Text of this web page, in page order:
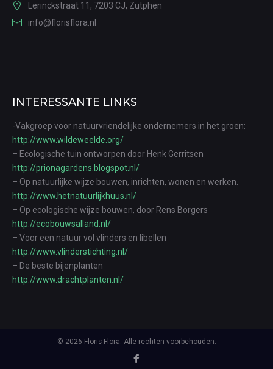
Lerinckstraat 11, 7203 CJ, Zutphen
info@florisflora.nl
INTERESSANTE LINKS
-Vakgroep voor natuurvriendelijke ondernemers in het groen:
http://www.wildeweelde.org/
– Ecologische tuin ontworpen door Henk Gerritsen
http://prionagardens.blogspot.nl/
– Op natuurlijke wijze bouwen, inrichten, wonen en werken.
http://www.hetnatuurlijkhuus.nl/
– Op ecologische wijze bouwen, door Rens Borgers
http://ecobouwsalland.nl/
– Voor een natuur vol vlinders en libellen
http://www.vlinderstichting.nl/
– De beste bijenplanten
http://www.drachtplanten.nl/
© 2026 Floris Flora. Alle rechten voorbehouden.